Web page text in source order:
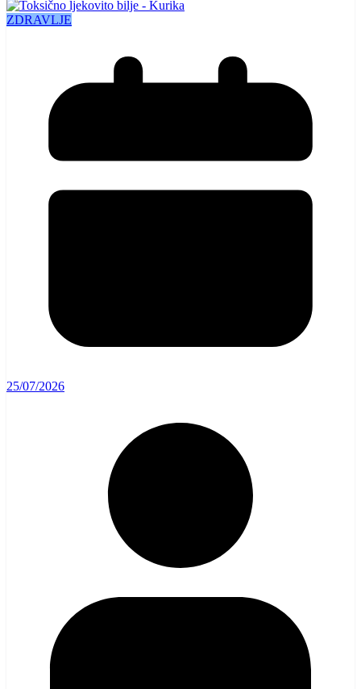
ZDRAVLJE
25/07/2026